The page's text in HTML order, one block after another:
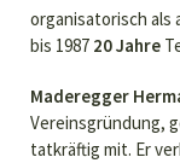
organisatorisch als
bis 1987 20 Jahre
Maderegger
Vereinsgründung,
tatkräftig mit. Er